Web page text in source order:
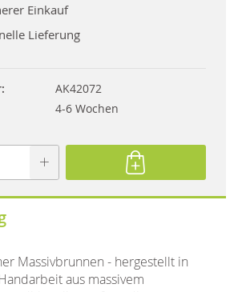
Einkauf
Lieferung
AK42072
4-6 Wochen
Massivbrunnen - hergestellt in
aus massivem